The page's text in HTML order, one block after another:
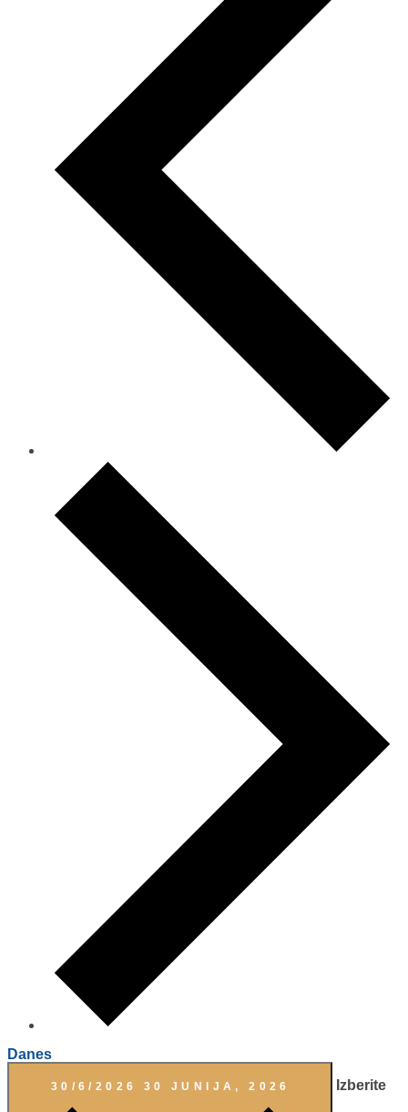
Danes
30/6/2026 30 JUNIJA, 2026 Izberite